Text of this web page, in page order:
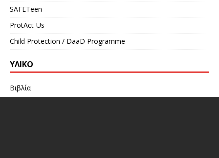
SAFETeen
ProtAct-Us
Child Protection / DaaD Programme
ΥΛΙΚΌ
Βιβλία